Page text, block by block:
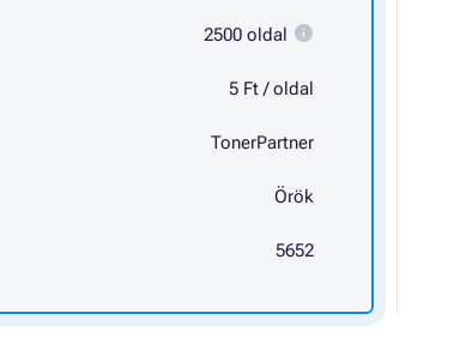
2500 oldal
5 Ft / oldal
TonerPartner
Örök
5652